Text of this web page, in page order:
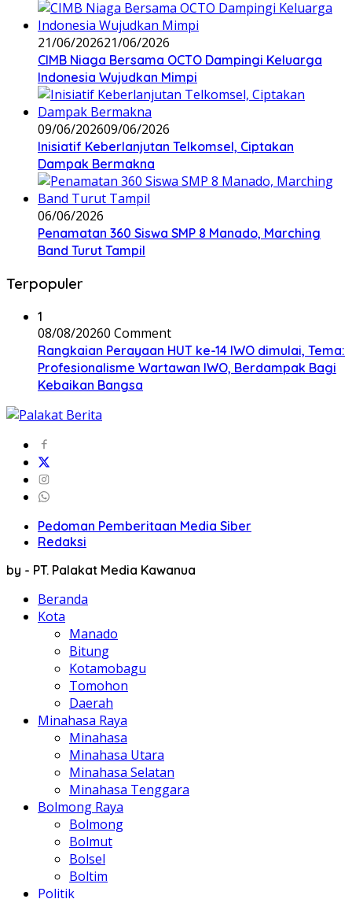
21/06/202621/06/2026
CIMB Niaga Bersama OCTO Dampingi Keluarga
Indonesia Wujudkan Mimpi
09/06/202609/06/2026
Inisiatif Keberlanjutan Telkomsel, Ciptakan
Dampak Bermakna
06/06/2026
Penamatan 360 Siswa SMP 8 Manado, Marching
Band Turut Tampil
Terpopuler
1
08/08/20260 Comment
Rangkaian Perayaan HUT ke-14 IWO dimulai, Tema:
Profesionalisme Wartawan IWO, Berdampak Bagi
Kebaikan Bangsa
Pedoman Pemberitaan Media Siber
Redaksi
by - PT. Palakat Media Kawanua
Beranda
Kota
Manado
Bitung
Kotamobagu
Tomohon
Daerah
Minahasa Raya
Minahasa
Minahasa Utara
Minahasa Selatan
Minahasa Tenggara
Bolmong Raya
Bolmong
Bolmut
Bolsel
Boltim
Politik